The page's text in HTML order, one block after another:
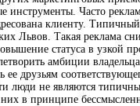
инструменты. Часто
клиенту.
Львов. Такая реклама
статуса в узкой
амбиции
ее друзьям
люди не являются
них в принципе